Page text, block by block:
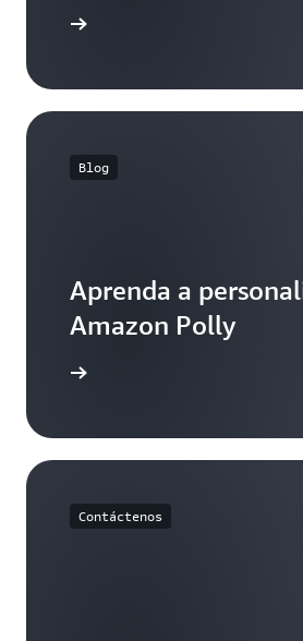
Blog
Aprenda a
Amazon Polly
Contáctenos